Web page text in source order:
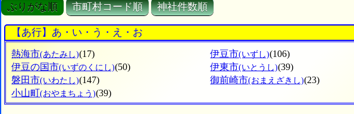
ぶりがな順 市町村コード順 神社件数順
【あ行】あ・い・う・え・お
熱海市(あたみし)(17) 伊豆市(いずし)(106)
伊豆の国市(いずのくにし)(50) 伊東市(いとうし)(39)
磐田市(いわたし)(147) 御前崎市(おまえざきし)(23)
小山町(おやまちょう)(39)